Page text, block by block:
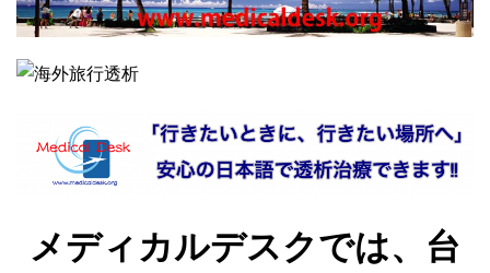
メディカルデスクでは、台